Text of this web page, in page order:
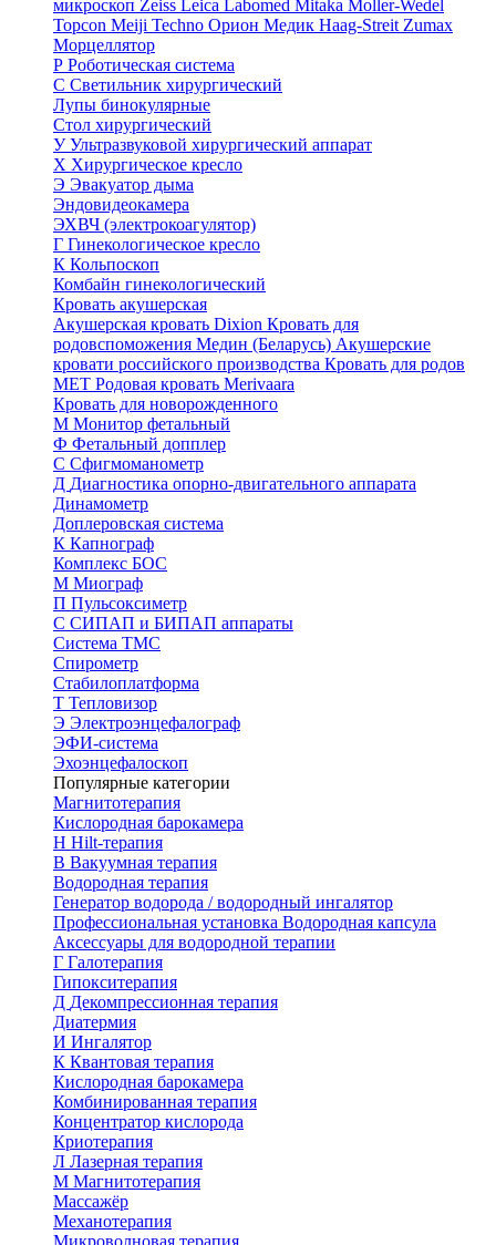
микроскоп Zeiss Leica Labomed Mitaka Moller-Wedel
Topcon Meiji Techno Орион Медик Haag-Streit Zumax
Морцеллятор
Р Роботическая система
С Светильник хирургический
Лупы бинокулярные
Стол хирургический
УУльтразвуковой хирургический аппарат
Х Хирургическое кресло
Э Эвакуатор дыма
Эндовидеокамера
ЭХВЧ (электрокоагулятор)
Г Гинекологическое кресло
К Кольпоскоп
Комбайн гинекологический
Кровать акушерская
Акушерская кровать Dixion Кровать для
родовспоможения Медин (Беларусь) Акушерские
кровати российского производства Кровать для родов
МЕТ Родовая кровать Merivaara
Кровать для новорожденного
М Монитор фетальный
Ф Фетальный допплер
C Cфигмоманометр
Д Диагностика опорно-двигательного аппарата
Динамометр
Доплеровская система
К Капнограф
Комплекс БОС
М Миограф
П Пульсоксиметр
С СИПАП и БИПАП аппараты
Система ТМС
Спирометр
Стабилоплатформа
Т Тепловизор
Э Электроэнцефалограф
ЭФИ-система
Эхоэнцефалоскоп
Популярные категории
Магнитотерапия
Кислородная барокамера
H Hilt-терапия
В Вакуумная терапия
Водородная терапия
Генератор водорода / водородный ингалятор
Профессиональная установка Водородная капсула
Аксессуары для водородной терапии
Г Галотерапия
Гипокситерапия
Д Декомпрессионная терапия
Диатермия
И Ингалятор
К Квантовая терапия
Кислородная барокамера
Комбинированная терапия
Концентратор кислорода
Криотерапия
Л Лазерная терапия
М Магнитотерапия
Массажёр
Механотерапия
Микроволновая терапия